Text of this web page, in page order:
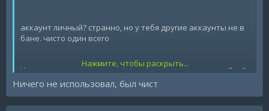
аккаунт личный? странно, но у тебя другие аккаунты не в
бане. чисто один всего
Использовал ли что-то ещё на аккаунте кроме миднайта?
Покупной акк или саморег?
Нажмите, чтобы раскрыть...
Ничего не использовал, был чист